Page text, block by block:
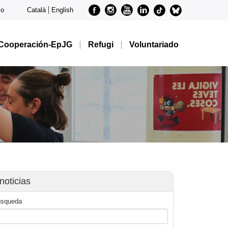
Català English Facebook
Instagram
Youtube
Linkedin
metode-
metode-
EpJG Refugi Voluntariado